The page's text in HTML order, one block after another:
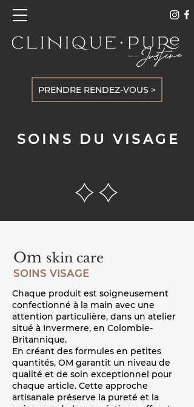
PRENDRE RENDEZ-VOUS >
SOINS DU VISAGE
Om skin care
SOINS VISAGE
Chaque produit est soigneusement
confectionné à la main avec une
attention particulière, dans un atelier
situé à Invermere, en Colombie-
Britannique.
En créant des formules en petites
quantités, OM garantit un niveau de
qualité et de soin exceptionnel pour
chaque article. Cette approche
artisanale préserve la pureté et la